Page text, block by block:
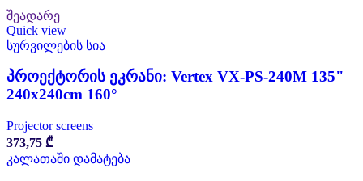
შეადარე
Quick view
სურვილების სია
პროექტორის ეკრანი: Vertex VX-PS-240M 135"
240x240cm 160°
Projector screens
373,75 ₾
კალათაში დამატება